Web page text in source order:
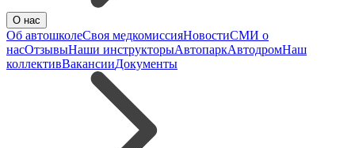
О нас
Об автошколеСвоя медкомиссияНовостиСМИ о
насОтзывыНаши инструкторыАвтопаркАвтодромНаш
коллективВакансииДокументы